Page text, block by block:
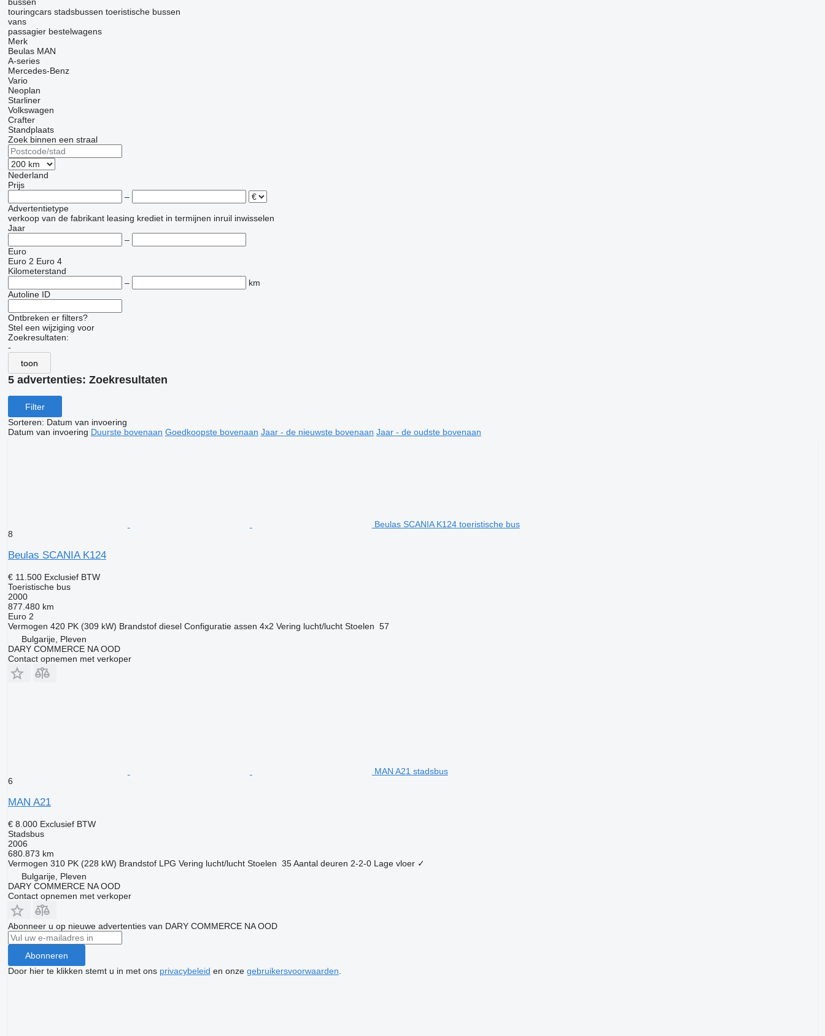
touringcars stadsbussen toeristische bussen
vans
passagier bestelwagens
Merk
Beulas MAN
A-series
Mercedes-Benz
Vario
Neoplan
Starliner
Volkswagen
Crafter
Standplaats
Zoek binnen een straal
Nederland
Prijs
–
Advertentietype
verkoop van de fabrikant leasing krediet in termijnen inruil inwisselen
Jaar
–
Euro
Euro 2 Euro 4
Kilometerstand
–
km
Autoline ID
Ontbreken er filters?
Stel een wijziging voor
Zoekresultaten:
-
toon
5 advertenties: Zoekresultaten
Filter
Sorteren: Datum van invoering
Datum van invoering Duurste bovenaan Goedkoopste bovenaan Jaar - de nieuwste bovenaan Jaar - de oudste bovenaan
Beulas SCANIA K124 toeristische bus
8
Beulas SCANIA K124
€ 11.500 Exclusief BTW
Toeristische bus
2000
877.480 km
Euro 2
Vermogen 420 PK (309 kW) Brandstof diesel Configuratie assen 4x2 Vering lucht/lucht Stoelen 57
Bulgarije, Pleven
DARY COMMERCE NA OOD
Contact opnemen met verkoper
MAN A21 stadsbus
6
MAN A21
€ 8.000 Exclusief BTW
Stadsbus
2006
680.873 km
Vermogen 310 PK (228 kW) Brandstof LPG Vering lucht/lucht Stoelen 35 Aantal deuren 2-2-0 Lage vloer ✓
Bulgarije, Pleven
DARY COMMERCE NA OOD
Contact opnemen met verkoper
Abonneer u op nieuwe advertenties van DARY COMMERCE NA OOD
Abonneren
Door hier te klikken stemt u in met ons privacybeleid en onze gebruikersvoorwaarden